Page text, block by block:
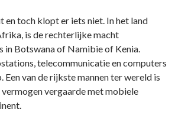
en toch klopt er iets niet. In het land
is de rechterlijke macht
in Botswanaof Namibie of Kenia.
telecommunicatie en computers
Een van de rijkste mannen ter wereld is
vermogen vergaarde met mobiele